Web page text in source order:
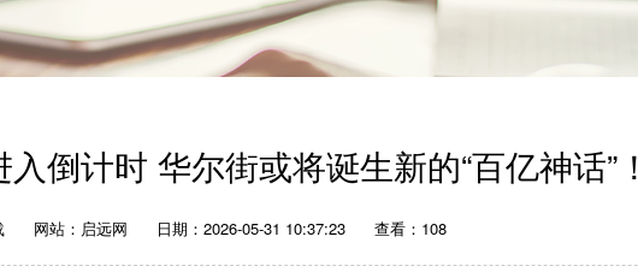
倒计时 华尔街或将诞生新的“百亿神话”！
网站：启远网 日期：2026-05-31 10:37:23 查看：108